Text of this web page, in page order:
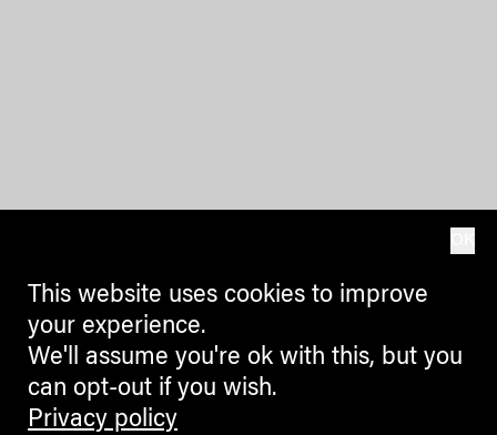
This website uses cookies to improve
your experience.
We'll assume you're ok with this, but you
can opt-out if you wish.
Privacy policy